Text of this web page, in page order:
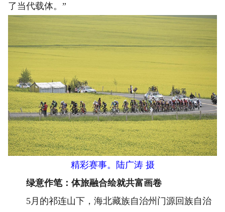
了当代载体。”
精彩赛事。陆广涛 摄
绿意作笔：体旅融合绘就共富画卷
5月的祁连山下，海北藏族自治州门源回族自治